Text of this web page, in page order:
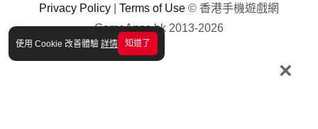
使用 Cookie 改善體驗 詳情 知道了
×
Privacy Policy
Terms of Use © 香港手機遊戲網
GameApps.hk 2013-2026